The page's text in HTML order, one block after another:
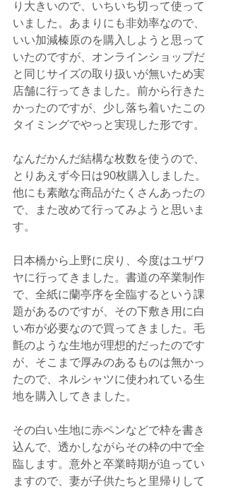
り大きいので、いちいち切って使って
いました。あまりにも非効率なので、
いい加減榛原のを購入しようと思って
いたのですが、オンラインショップだ
と同じサイズの取り扱いが無いため実
店舗に行ってきました。前から行きた
かったのですが、少し落ち着いたこの
タイミングでやっと実現した形です。
なんだかんだ結構な枚数を使うので、
とりあえず今日は90枚購入しました。
他にも素敵な商品がたくさんあったの
で、また改めて行ってみようと思いま
す。
日本橋から上野に戻り、今度はユザワ
ヤに行ってきました。書道の卒業制作
で、全紙に蘭亭序を全臨するという課
題があるのですが、その下敷き用に白
い布が必要なので買ってきました。毛
氈のような生地が理想的だったのです
が、そこまで厚みのあるものは無かっ
たので、ネルシャツに使われている生
地を購入してきました。
その白い生地に赤ペンなどで枠を書き
込んで、透かしながらその枠の中で全
臨します。意外と卒業時期が迫ってい
ますので、妻が子供たちと里帰りして